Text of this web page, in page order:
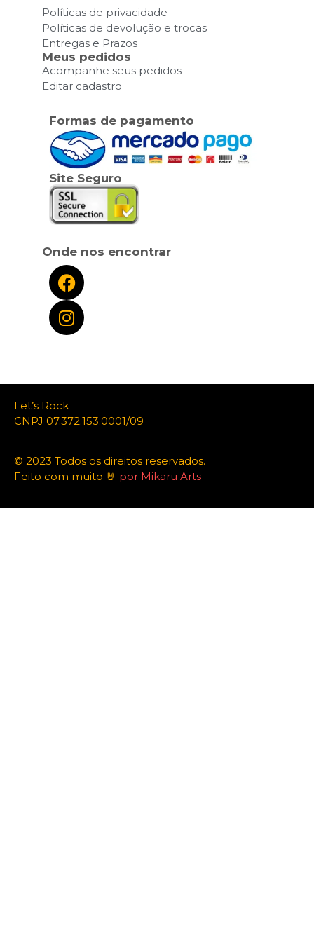
Políticas de privacidade
Políticas de devolução e trocas
Entregas e Prazos
Meus pedidos
Acompanhe seus pedidos
Editar cadastro
Formas de pagamento
Site Seguro
Onde nos encontrar
Let’s Rock
CNPJ 07.372.153.0001/09
© 2023 Todos os direitos reservados.
Feito com muito 🤘 por Mikaru Arts